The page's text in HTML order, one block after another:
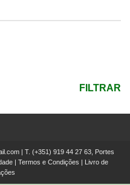
FILTRAR
| T. (+351) 919 44 27 63, Portes
| Termos e Condições | Livro de